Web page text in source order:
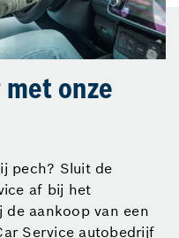
onze
pech? Sluit de
af bij het
aankoop van een
Service autobedrijf